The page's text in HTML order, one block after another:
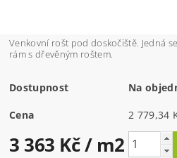
Venkovní rošt pod doskočiště. Jedná
rám s dřevěným roštem.
Dostupnost Na
Cena
3 363 Kč/ m2